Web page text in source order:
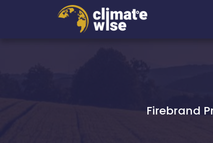
Firebrand